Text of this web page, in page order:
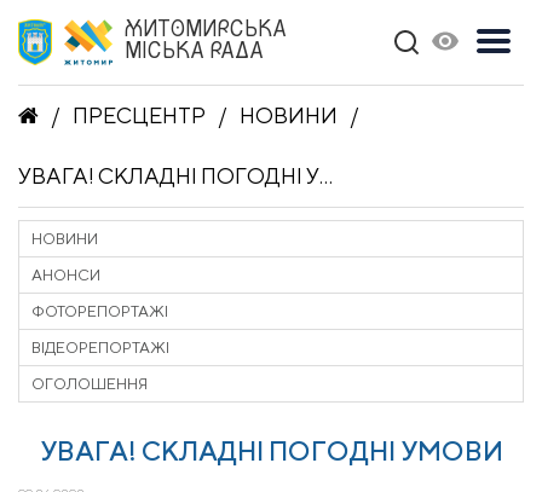
ЖИТОМИРСЬКА
МІСЬКА РАДА
ПРЕСЦЕНТР НОВИНИ
УВАГА! СКЛАДНІ ПОГОДНІ УМОВИ
УВАГА! СКЛАДНІ ПОГОДНІ УМОВИ
НОВИНИ
АНОНСИ
ФОТОРЕПОРТАЖІ
ВІДЕОРЕПОРТАЖІ
ОГОЛОШЕННЯ